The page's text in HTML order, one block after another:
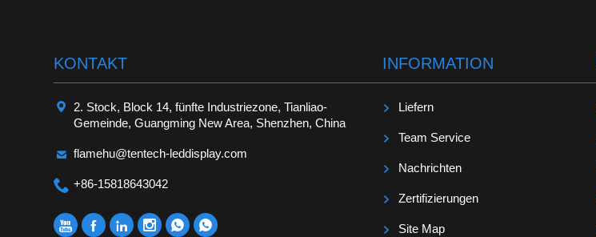
KONTAKT

2. Stock, Block 14, fünfte Industriezone, Tianliao-
Gemeinde, Guangming New Area, Shenzhen, China
 flamehu@tentech-leddisplay.com
 +86-15818643042
     
INFORMATION
Liefern
Team Service
Nachrichten
Zertifizierungen
Site Map